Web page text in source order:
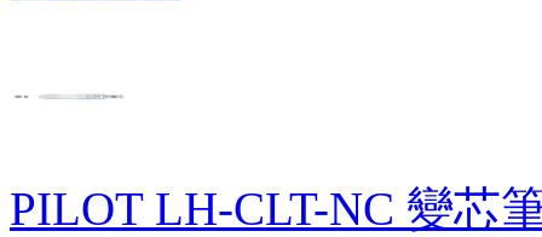
PILOT LH-CLT-NC 變芯